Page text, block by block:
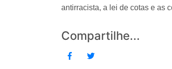
antirracista, a lei de cotas e as
Compartilhe...